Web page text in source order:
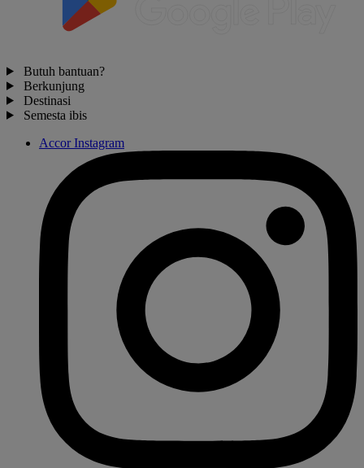
Butuh bantuan?
Berkunjung
Destinasi
Semesta ibis
Accor Instagram